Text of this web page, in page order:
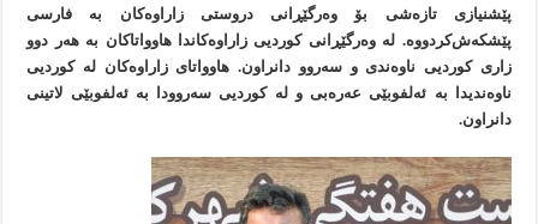
پێشنیازی تازەشی بۆ وەرگێڕانی دروستی زاراوەکان بە فارسی
پێشکەش‌کردووە. لە وەرگێڕانی کوردیی زاراوەکاندا هاوواتاکان بە هەر دوو
زاری کوردیی ناوەندی و سەروو دانراون. هاوواتای زاراوەکان لە کوردیی
ناوەندیدا بە ئەلفوبێی عەرەبی و لە کوردیی سەروودا بە ئەلفوبێی لاتینی
دانراون.